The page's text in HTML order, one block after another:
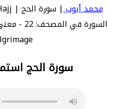
محمد أيوب
سورة الحج